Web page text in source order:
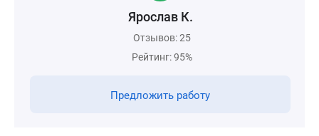
Ярослав К.
Отзывов: 25
Рейтинг: 95%
Предложить работу